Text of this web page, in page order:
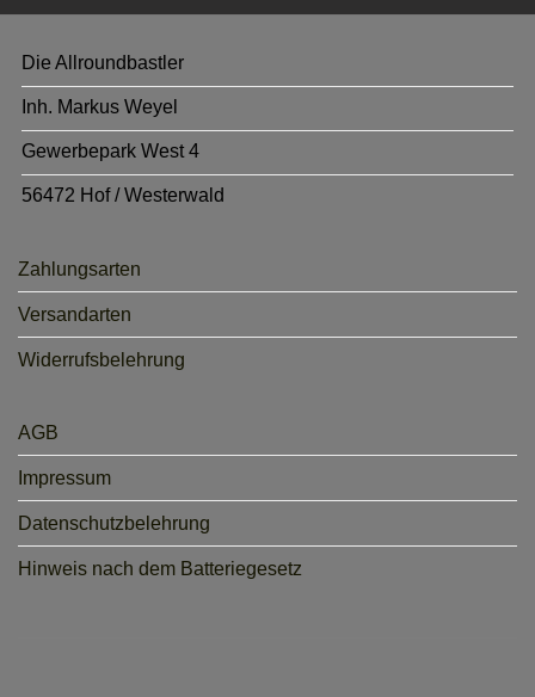
Die Allroundbastler
Inh. Markus Weyel
Gewerbepark West 4
56472 Hof / Westerwald
Zahlungsarten
Versandarten
Widerrufsbelehrung
AGB
Impressum
Datenschutzbelehrung
Hinweis nach dem Batteriegesetz